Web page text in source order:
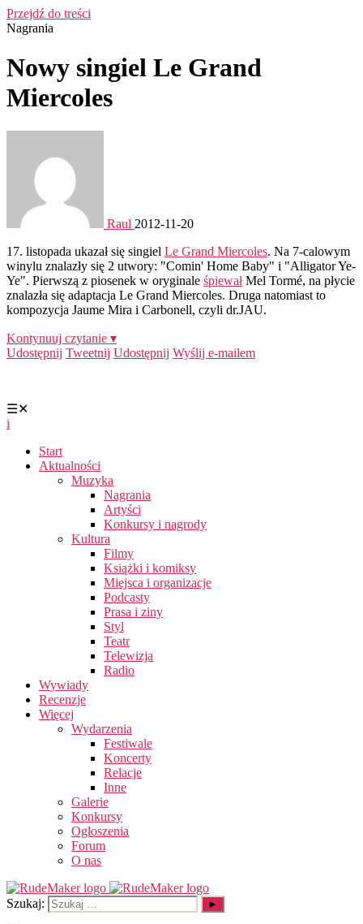
Przejdź do treści
Nagrania
Nowy singiel Le Grand
Miercoles
Raul 2012-11-20
17. listopada ukazał się singiel Le Grand Miercoles. Na 7-calowym
winylu znalazły się 2 utwory: "Comin' Home Baby" i "Alligator Ye-
Ye". Pierwszą z piosenek w oryginale śpiewałMel Tormé, na płycie
znalazła się adaptacja Le Grand Miercoles. Druga natomiast to
kompozycja Jaume Mira i Carbonell, czyli dr.JAU.
Kontynuuj czytanie ▾
Udostępnij Tweetnij Udostępnij Wyślij e-mailem
☰✕
i
Start
Aktualności
Muzyka
Nagrania
Artyści
Konkursy i nagrody
Kultura
Filmy
Książki i komiksy
Miejsca i organizacje
Podcasty
Prasa i ziny
Styl
Teatr
Telewizja
Radio
Wywiady
Recenzje
Więcej
Wydarzenia
Festiwale
Koncerty
Relacje
Inne
Galerie
Konkursy
Ogłoszenia
Forum
O nas
Szukaj: